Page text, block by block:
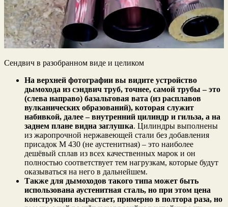
Сендвич в разобранном виде и целиком
На верхней фотографии вы видите устройство
дымохода из сэндвич труб, точнее, самой трубы – это
(слева направо) базальтовая вата (из расплавов
вулканических образований), которая служит
набивкой, далее – внутренний цилиндр и гильза, а на
заднем плане видна заглушка. Цилиндры выполнены
из жаропрочной нержавеющей стали без добавления
присадок М 430 (не аустенитная) – это наиболее
дешёвый сплав из всех качественных марок и он
полностью соответствует тем нагрузкам, которые будут
оказываться на него в дальнейшем.
Также для дымоходов такого типа может быть
использована аустенитная сталь, но при этом цена
конструкции вырастает, примерно в полтора раза, но